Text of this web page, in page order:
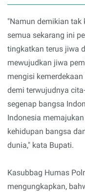
"Namun demikian tak
semua sekarang ini
tingkatkan terus jiwa
mewujudkan jiwa
mengisi
demi terwujudnya
segenap bangsa
Indonesia
kehidupan bangsa
dunia," kata Bupati.
Kasubbag Humas
mengungkapkan,